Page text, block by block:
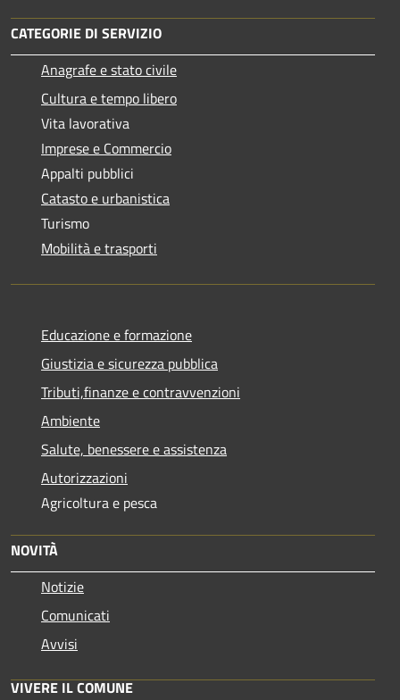
CATEGORIE DI SERVIZIO
Anagrafe e stato civile
Cultura e tempo libero
Vita lavorativa
Imprese e Commercio
Appalti pubblici
Catasto e urbanistica
Turismo
Mobilità e trasporti
Educazione e formazione
Giustizia e sicurezza pubblica
Tributi,finanze e contravvenzioni
Ambiente
Salute, benessere e assistenza
Autorizzazioni
Agricoltura e pesca
NOVITÀ
Notizie
Comunicati
Avvisi
VIVERE IL COMUNE